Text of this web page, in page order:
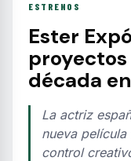
ESTRENOS
Ester
década
La actriz
nueva
control